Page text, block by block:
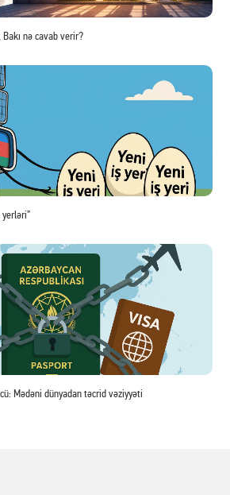
nə cavab verir?
yerləri”
Mədəni dünyadan təcrid vəziyyəti